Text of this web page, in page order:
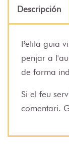
Descripción
Petita guia
penjar a
de forma
Si el feu
comentari.